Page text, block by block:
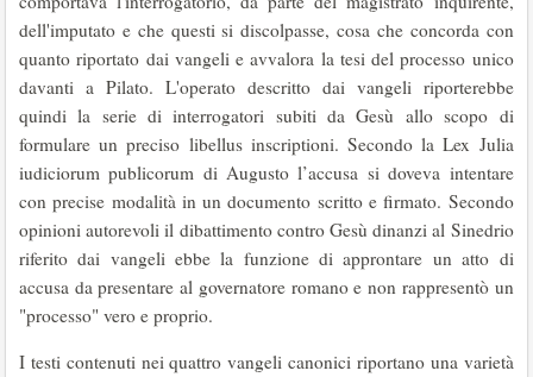
dell'imputato e che questi si discolpasse, cosa che concorda con
quanto riportato dai vangeli e avvalora la tesi del processo unico
davanti a Pilato. L'operato descritto dai vangeli riporterebbe
quindi la serie di interrogatori subiti da Gesù allo scopo di
formulare un preciso libellus inscriptioni. Secondo la Lex Julia
iudiciorum publicorum di Augusto l’accusa si doveva intentare
con precise modalità in un documento scritto e firmato. Secondo
opinioni autorevoli il dibattimento contro Gesù dinanzi al Sinedrio
riferito dai vangeli ebbe la funzione di approntare un atto di
accusa da presentare al governatore romano e non rappresentò un
"processo" vero e proprio.
I testi contenuti nei quattro vangeli canonici riportano una varietà